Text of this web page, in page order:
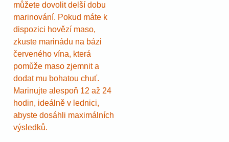
můžete dovolit delší dobu
marinování. Pokud máte k
dispozici hovězí maso,
zkuste marinádu na bázi
červeného vína, která
pomůže maso zjemnit a
dodat mu bohatou chuť.
Marinujte alespoň 12 až 24
hodin, ideálně v lednici,
abyste dosáhli maximálních
výsledků.